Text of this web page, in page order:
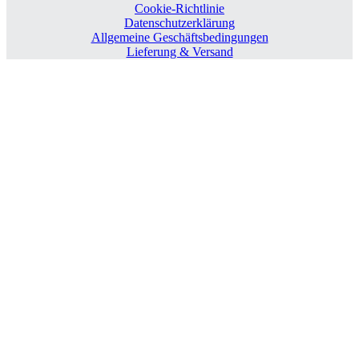
Cookie-Richtlinie
Datenschutzerklärung
Allgemeine Geschäftsbedingungen
Lieferung & Versand